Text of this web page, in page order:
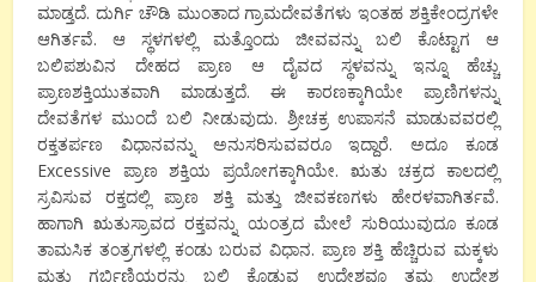
ಮಾಡ್ತದೆ. ದುರ್ಗಿ ಚೌಡಿ ಮುಂತಾದ ಗ್ರಾಮದೇವತೆಗಳು ಇಂತಹ ಶಕ್ತಿಕೇಂದ್ರಗಳೇ
ಆಗಿರ್ತವೆ. ಆ ಸ್ಥಳಗಳಲ್ಲಿ ಮತ್ತೊಂದು ಜೀವವನ್ನು ಬಲಿ ಕೊಟ್ಟಾಗ ಆ
ಬಲಿಪಶುವಿನ ದೇಹದ ಪ್ರಾಣ ಆ ದೈವದ ಸ್ಥಳವನ್ನು ಇನ್ನೂ ಹೆಚ್ಚು
ಪ್ರಾಣಶಕ್ತಿಯುತವಾಗಿ ಮಾಡುತ್ತದೆ. ಈ ಕಾರಣಕ್ಕಾಗಿಯೇ ಪ್ರಾಣಿಗಳನ್ನು
ದೇವತೆಗಳ ಮುಂದೆ ಬಲಿ ನೀಡುವುದು. ಶ್ರೀಚಕ್ರ ಉಪಾಸನೆ ಮಾಡುವವರಲ್ಲಿ
ರಕ್ತತರ್ಪಣ ವಿಧಾನವನ್ನು ಅನುಸರಿಸುವವರೂ ಇದ್ದಾರೆ. ಅದೂ ಕೂಡ
Excessive ಪ್ರಾಣ ಶಕ್ತಿಯ ಪ್ರಯೋಗಕ್ಕಾಗಿಯೇ. ಋತು ಚಕ್ರದ ಕಾಲದಲ್ಲಿ
ಸ್ರವಿಸುವ ರಕ್ತದಲ್ಲಿ ಪ್ರಾಣ ಶಕ್ತಿ ಮತ್ತು ಜೀವಕಣಗಳು ಹೇರಳವಾಗಿರ್ತವೆ.
ಹಾಗಾಗಿ ಋತುಸ್ರಾವದ ರಕ್ತವನ್ನು ಯಂತ್ರದ ಮೇಲೆ ಸುರಿಯುವುದೂ ಕೂಡ
ತಾಮಸಿಕ ತಂತ್ರಗಳಲ್ಲಿ ಕಂಡು ಬರುವ ವಿಧಾನ. ಪ್ರಾಣ ಶಕ್ತಿ ಹೆಚ್ಚಿರುವ ಮಕ್ಕಳು
ಮತ್ತು ಗರ್ಭಿಣಿಯರನ್ನು ಬಲಿ ಕೊಡುವ ಉದ್ದೇಶವೂ ತಮ್ಮ ಉದ್ದೇಶ